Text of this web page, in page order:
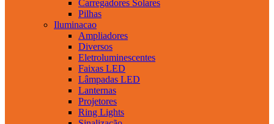
Carregadores Solares
Pilhas
Iluminacao
Ampliadores
Diversos
Eletroluminescentes
Faixas LED
Lâmpadas LED
Lanternas
Projetores
Ring Lights